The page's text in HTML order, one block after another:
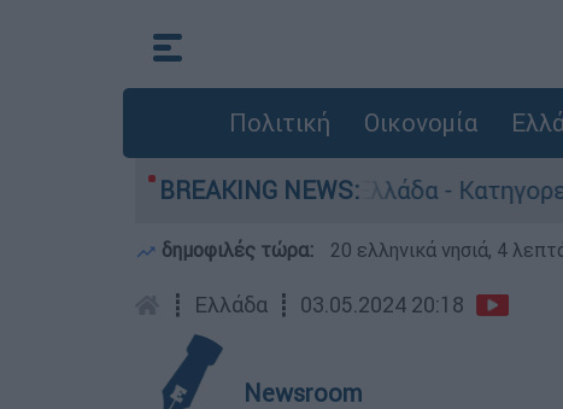
Πολιτική Οικονομία
BREAKING NEWS:
στην Ελλάδα - Κατηγορείται και
δημοφιλές τώρα: 20 ελληνικά νησιά, 4
┋ Ελλάδα ┋ 03.05.2024 20:18
Newsroom